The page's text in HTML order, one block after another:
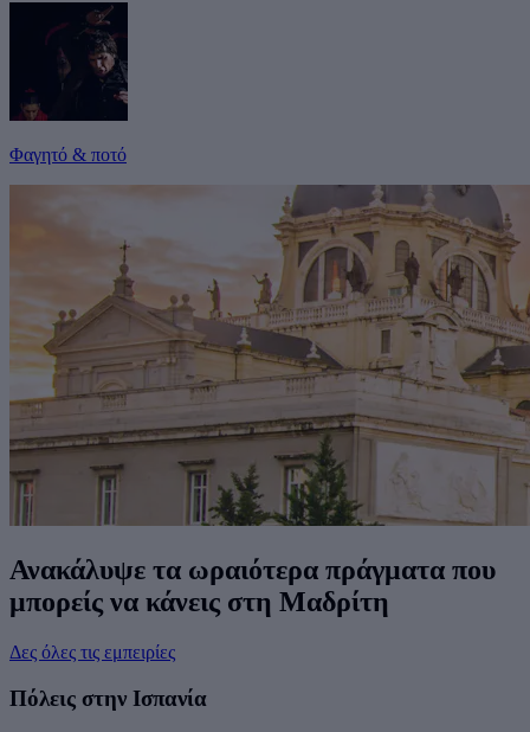
Φαγητό & ποτό
Ανακάλυψε τα ωραιότερα πράγματα που
μπορείς να κάνεις στη Μαδρίτη
Δες όλες τις εμπειρίες
Πόλεις στην Ισπανία